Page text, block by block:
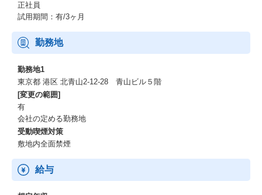
正社員
試用期間：有/3ヶ月
勤務地
勤務地1
東京都 港区 北青山2-12-28 青山ビル５階
[変更の範囲]
有
会社の定める勤務地
受動喫煙対策
敷地内全面禁煙
給与